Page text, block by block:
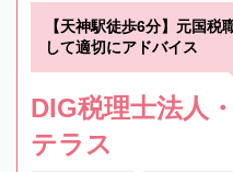
【天神駅徒歩6分】元国
して適切にアドバイス
DIG税理士法人
テラス